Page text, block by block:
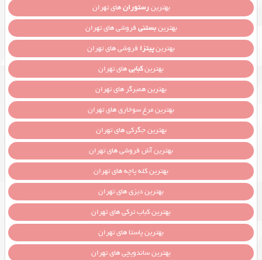
بهترینرستورانهای تهران
بهترینبستنی فروشی های تهران
بهترینپیتزا فروشی های تهران
بهترینکبابیهای تهران
بهترین همبرگر های تهران
بهترین مرغ سوخاری های تهران
بهترین جگرکی های تهران
بهترین آش فروشی های تهران
بهترین کله پاچه های تهران
بهترین دیزی های تهران
بهترین کباب ترکی های تهران
بهترین پاستا های تهران
بهترین ساندویچی های تهران